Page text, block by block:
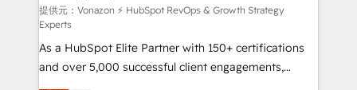
support client (data migration, synchronisation API,
audit et maintenance) ➤ La création de sites internet
de conversion qui transforment les visiteurs en
opportunités d'affaires ➤ La mise en place de
提供元：Vonazon ⚡ HubSpot RevOps & Growth Strategy
Experts
As a HubSpot Elite Partner with 150+ certifications
and over 5,000 successful client engagements,
Vonazon turns marketing complexity into